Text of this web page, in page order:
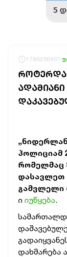
1786256467
პოლიციამ
რომელმაც
დასავლეთ
გამვლელი
ი იუწყება.
დახმარება